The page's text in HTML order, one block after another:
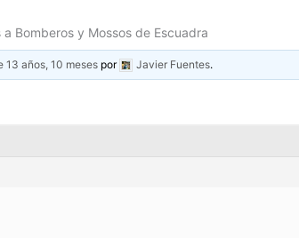
Bomberos y Mossos de Escuadra
13 años, 10 meses por Javier Fuentes.